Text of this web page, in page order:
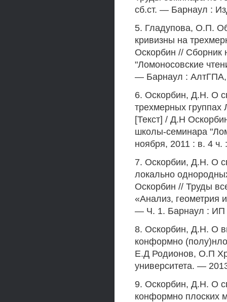
сб.ст. — Барнаул :
5. Гладупова, О.П.
кривизны на
Оскорбин // Сборник
"Ломоносовские
— Барнаул : АлтГПА,
6. Оскорбин, Д.Н. О
трехмерных группах
[Текст] / Д.Н
школы-семинара
ноября, 2011 : в. 4
7. Оскорбии, Д.Н. О
локально
Оскорбин // Труды
«Анализ, геометрия
— Ч. 1. Барнаул : ИП
8. Оскорбин, Д.Н. О
конформно
Е.Д Родионов, О.П
университета. —
9. Оскорбин, Д.Н. О
конформно плоских